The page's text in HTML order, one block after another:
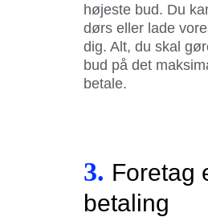
højeste bud. Du
dørs eller lade
dig. Alt, du skal
bud på det
betale.
3. Foretag
betaling